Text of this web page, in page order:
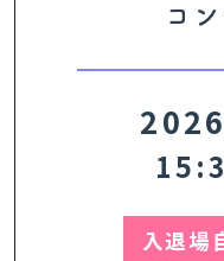
コ
入退場